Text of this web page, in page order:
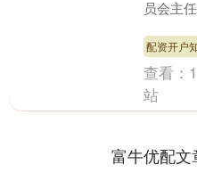
员会主
如，推
配资开户
查看：
站
富牛优配